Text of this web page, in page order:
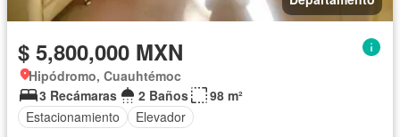
$ 5,800,000 MXN
Hipódromo, Cuauhtémoc
3 Recámaras
2 Baños
98 m²
Estacionamiento
Elevador